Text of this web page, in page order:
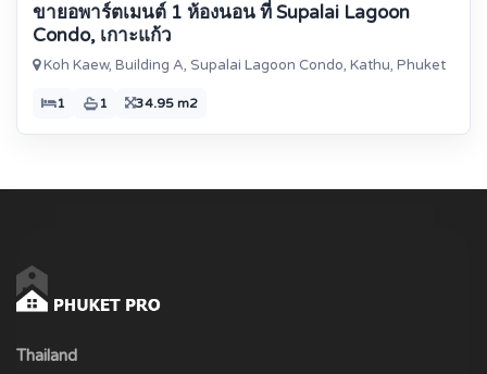
ขายอพาร์ตเมนต์ 1 ห้องนอน ที่ Supalai Lagoon
Condo, เกาะแก้ว
Koh Kaew, Building A, Supalai Lagoon Condo, Kathu, Phuket
1 1 34.95 m2
Thailand